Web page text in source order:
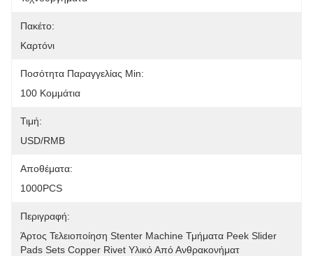
Πακέτο:
Καρτόνι
Ποσότητα Παραγγελίας Min:
100 Κομμάτια
Τιμή:
USD/RMB
Αποθέματα:
1000PCS
Περιγραφή:
Άρτος Τελειοποίηση Stenter Machine Τμήματα Peek Slider
Pads Sets Copper Rivet Υλικό Από Ανθρακονήματ